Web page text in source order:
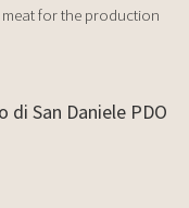
for the production
San Daniele PDO